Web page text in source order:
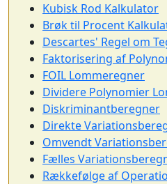
Kubisk Rod Kalkulator
Brøk til Procent
Descartes' Regel om
Faktorisering af
FOIL Lommeregner
Dividere Polynomier
Diskriminantberegner
Direkte
Omvendt
Fælles
Rækkefølge af